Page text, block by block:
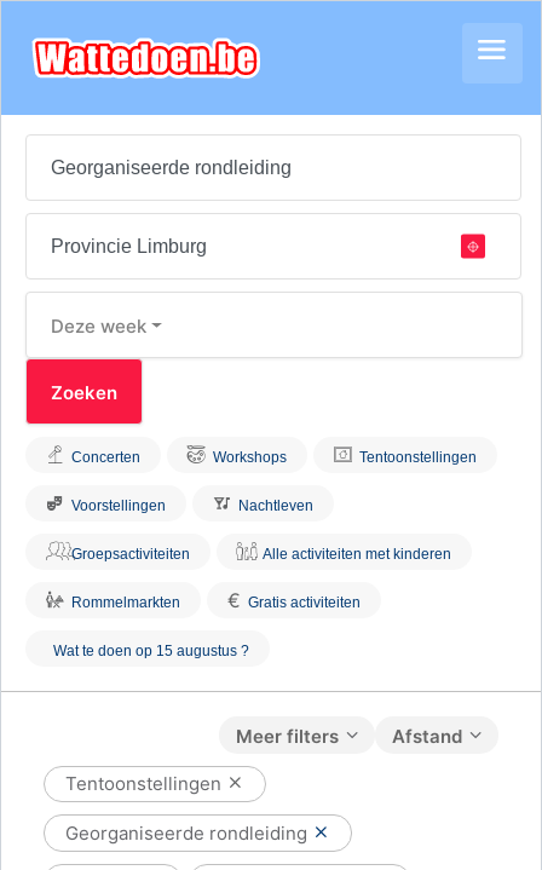
Deze week
Concerten Workshops Tentoonstellingen
Voorstellingen Nachtleven
Groepsactiviteiten Alle activiteiten met kinderen
Rommelmarkten € Gratis activiteiten
Wat te doen op 15 augustus ?
Afstand
Meer filters
Tentoonstellingen
Georganiseerde rondleiding